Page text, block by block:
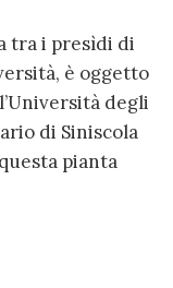
tra i presìdi di
è oggetto
degli
di Siniscola
pianta